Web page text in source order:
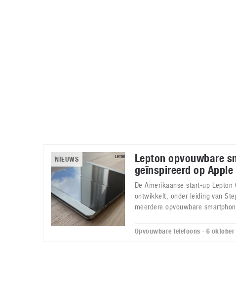
NIEUWS
Lepton opvouwbare
geïnspireerd op Apple
De Amerikaanse start-up Lepton
ontwikkelt, onder leiding van
meerdere opvouwbare
Opvouwbare telefoons - 6 oktober